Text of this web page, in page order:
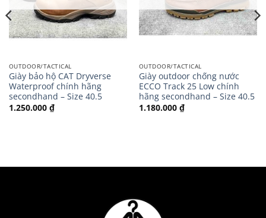
OUTDOOR/TACTICAL
Giày bảo hộ CAT Dryverse
Waterproof chính hãng
secondhand – Size 40.5
1.250.000 ₫
OUTDOOR/TACTICAL
Giày outdoor chống nước
ECCO Track 25 Low chính
hãng secondhand – Size 40.5
1.180.000 ₫